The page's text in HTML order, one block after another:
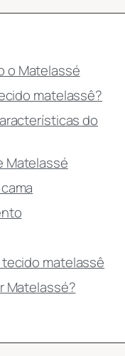
o Matelassé
matelassê?
do
Matelassé
matelassê
Matelassé?